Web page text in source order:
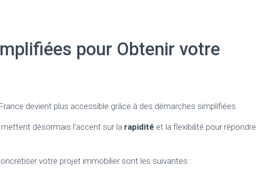
pour Obtenir votre
devient plus accessible grâce à des démarches simplifiées.
désormais l’accent sur la rapidité et la flexibilité pour répondre
votre projet immobilier sont les suivantes :